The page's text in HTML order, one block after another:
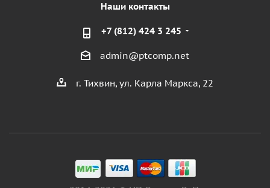
Наши контакты
+7 (812) 424 3 245
admin@ptcomp.net
г. Тихвин, ул. Карла Маркса, 22